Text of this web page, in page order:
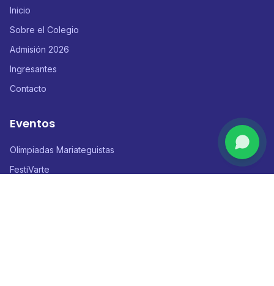
Inicio
Sobre el Colegio
Admisión 2026
Ingresantes
Contacto
Eventos
Olimpiadas Mariateguistas
FestiVarte